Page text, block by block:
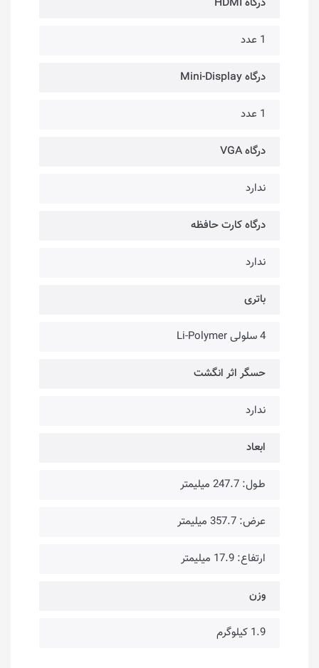
1 عدد
درگاه Mini-Display
1 عدد
درگاه VGA
ندارد
درگاه کارت حافظه
ندارد
باتری
4 سلولی Li-Polymer
حسگر اثر انگشت
ندارد
ابعاد
طـول: 247.7 میلیمتر
عرض: 357.7 میلیمتر
ارتفاع: 17.9 میلیمتر
وزن
1.9 کیلوگرم